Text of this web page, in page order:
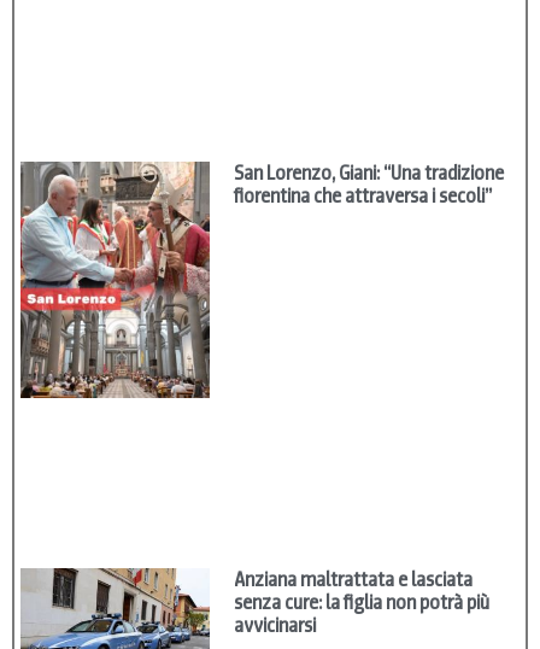
San Lorenzo, Giani: “Una tradizione
fiorentina che attraversa i secoli”
Anziana maltrattata e lasciata
senza cure: la figlia non potrà più
avvicinarsi